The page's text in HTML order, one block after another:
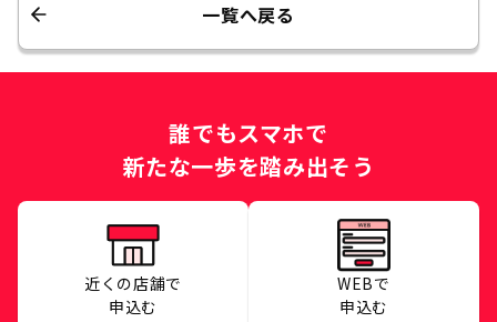
一覧へ戻る
誰でもスマホで
新たな一歩を踏み出そう
近くの店舗で
申込む
WEBで
申込む